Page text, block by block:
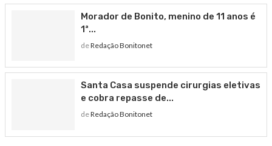
Morador de Bonito, menino de 11 anos é
1ª...
deRedação Bonitonet
Santa Casa suspende cirurgias eletivas
e cobra repasse de...
deRedação Bonitonet